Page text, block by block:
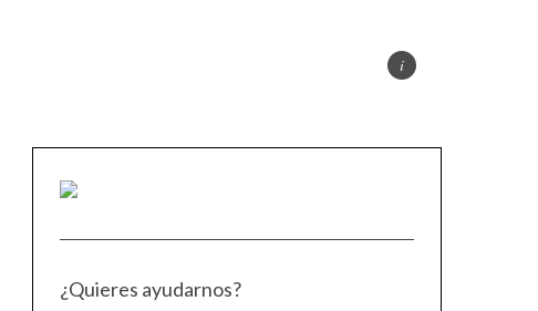
¿Quieres ayudarnos?